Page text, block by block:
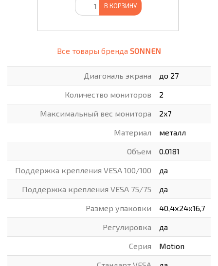
В КОРЗИНУ
Все товары бренда SONNEN
Диагональ экрана до 27
Количество мониторов 2
Максимальный вес монитора 2x7
Материал металл
Объем 0.0181
Поддержка крепления VESA 100/100 да
Поддержка крепления VESA 75/75 да
Размер упаковки 40,4х24х16,7
Регулировка да
Серия Motion